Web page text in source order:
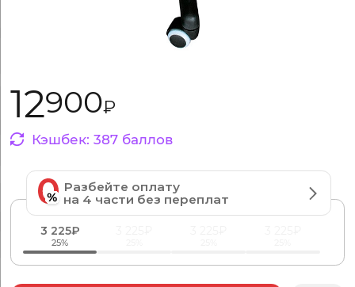
12900₽
Кэшбек: 387 баллов
Разбейте оплату
на 4 части без переплат
3 225₽
25%